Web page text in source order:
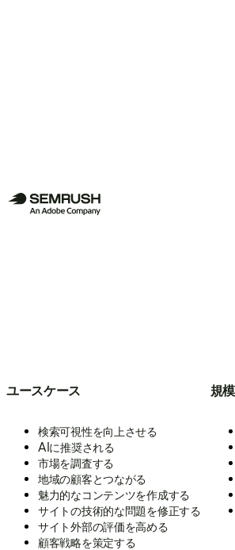
ユースケース
検索可視性を向上させる
AIに推奨される
市場を調査する
地域の顧客とつながる
魅力的なコンテンツを作成する
サイトの技術的な問題を修正する
サイト外部の評価を高める
顧客戦略を策定する
規